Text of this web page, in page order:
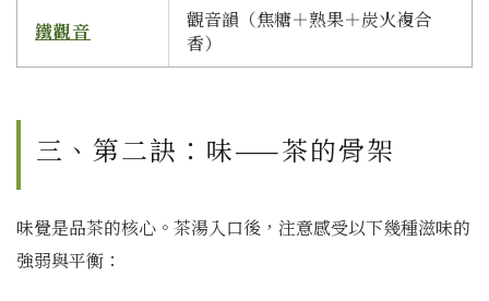
鐵觀音
觀音韻（焦糖＋熟果＋炭火複合
香）
三、第二訣：味——茶的骨架
味覺是品茶的核心。茶湯入口後，注意感受以下幾種滋味的
強弱與平衡：